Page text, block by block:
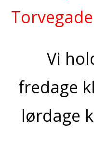
Vi
fredage
lørdage